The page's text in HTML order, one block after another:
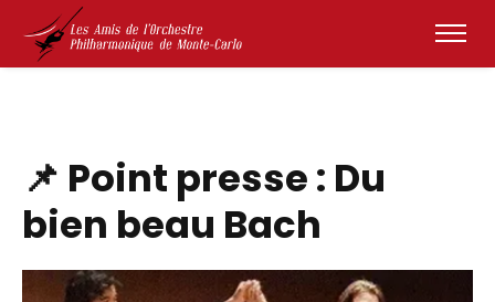
📌 Point presse : Du
bien beau Bach